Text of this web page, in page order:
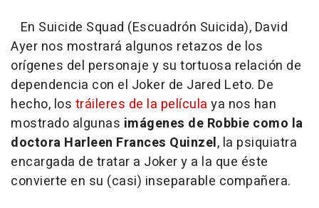
En Suicide Squad (Escuadrón Suicida), David
Ayer nos mostrará algunos retazos de los
orígenes del personaje y su tortuosa relación de
dependencia con el Joker de Jared Leto. De
hecho, los tráileres de la película ya nos han
mostrado algunas imágenes de Robbie como la
doctora Harleen Frances Quinzel, la psiquiatra
encargada de tratar a Joker y a la que éste
convierte en su (casi) inseparable compañera.